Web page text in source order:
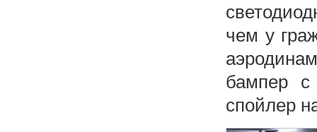
чем у
бампер
спойлер